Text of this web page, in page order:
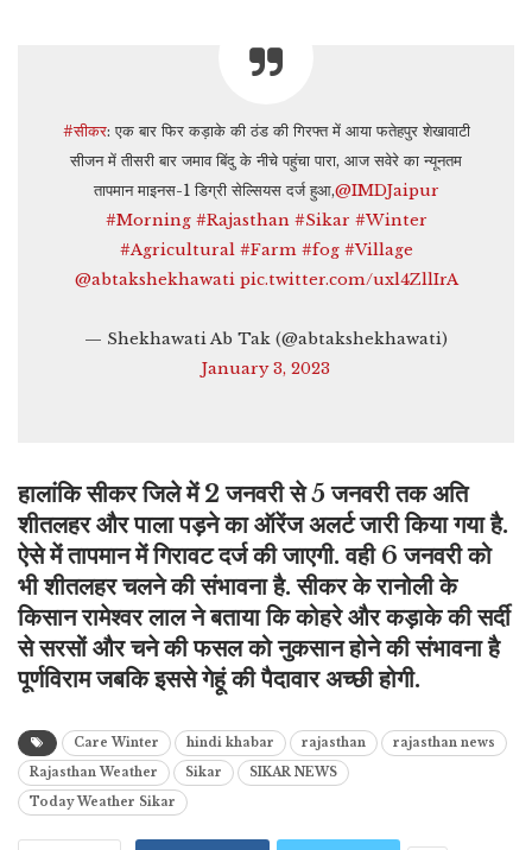
#सीकर: एक बार फिर कड़ाके की ठंड की गिरफ्त में आया फतेहपुर शेखावाटी
सीजन में तीसरी बार जमाव बिंदु के नीचे पहुंचा पारा, आज सवेरे का न्यूनतम
तापमान माइनस-1 डिग्री सेल्सियस दर्ज हुआ,@IMDJaipur
#Morning #Rajasthan #Sikar #Winter
#Agricultural #Farm #fog #Village
@abtakshekhawati pic.twitter.com/uxl4ZllIrA
— Shekhawati Ab Tak (@abtakshekhawati)
January 3, 2023
हालांकि सीकर जिले में 2 जनवरी से 5 जनवरी तक अति
शीतलहर और पाला पड़ने का ऑरेंज अलर्ट जारी किया गया है.
ऐसे में तापमान में गिरावट दर्ज की जाएगी. वही 6 जनवरी को
भी शीतलहर चलने की संभावना है. सीकर के रानोली के
किसान रामेश्वर लाल ने बताया कि कोहरे और कड़ाके की सर्दी
से सरसों और चने की फसल को नुकसान होने की संभावना है
पूर्णविराम जबकि इससे गेहूं की पैदावार अच्छी होगी.
Care Winter hindi khabar rajasthan
rajasthan news
Rajasthan Weather
Sikar
SIKAR NEWS
Today Weather Sikar